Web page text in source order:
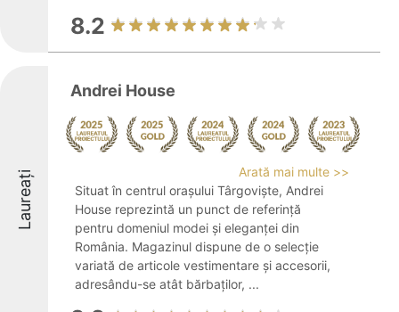
8.2
Laureați
Andrei House
Arată mai multe >>
Situat în centrul orașului Târgoviște, Andrei
House reprezintă un punct de referință
pentru domeniul modei și eleganței din
România. Magazinul dispune de o selecție
variată de articole vestimentare și accesorii,
adresându-se atât bărbaților, ...